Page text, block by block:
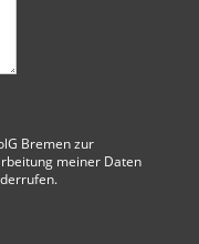
Bremenzur
meiner Daten